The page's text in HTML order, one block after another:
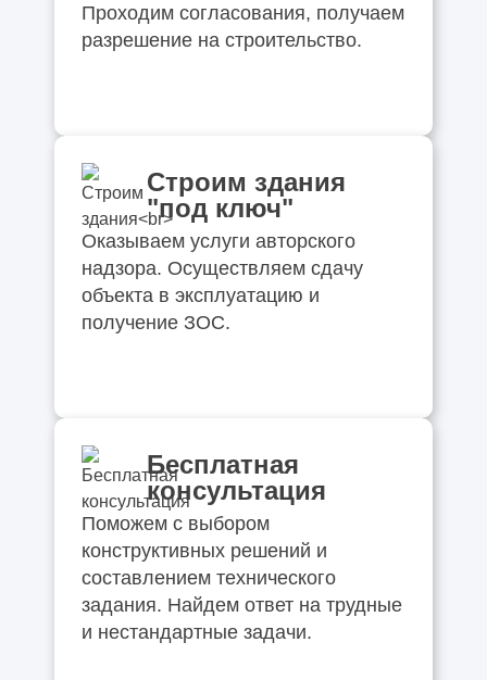
Проходим согласования, получаем
разрешение на строительство.
Строим здания
"под ключ"
Оказываем услуги авторского
надзора. Осуществляем сдачу
объекта в эксплуатацию и
получение ЗОС.
Бесплатная
консультация
Поможем с выбором
конструктивных решений и
составлением технического
задания. Найдем ответ на трудные
и нестандартные задачи.